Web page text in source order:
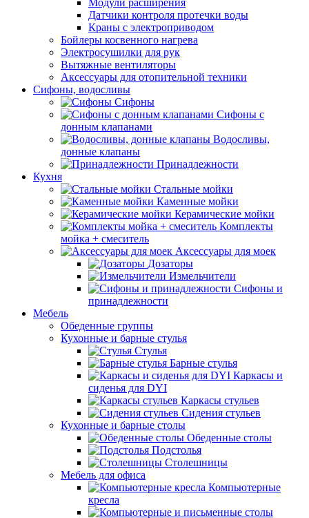
Модули расширения
Датчики контроля протечки воды
Краны с электроприводом
Бойлеры косвенного нагрева
Электросушилки для рук
Вытяжные вентиляторы
Аксессуары для отопительной техники
Сифоны, водосливы
Сифоны
Сифоны с
донным клапанами
Водосливы,
донные клапаны
Принадлежности
Кухня
Стальные мойки
Каменные мойки
Керамические мойки
Комплекты
мойка + смеситель
Аксессуары для моек
Дозаторы
Измельчители
Сифоны и
принадлежности
Мебель
Обеденные группы
Кухонные и барные стулья
Стулья
Барные стулья
Каркасы и
сиденья для DYI
Каркасы стульев
Сидения стульев
Кухонные и барные столы
Обеденные столы
Подстолья
Столешницы
Мебель для офиса
Компьютерные
кресла